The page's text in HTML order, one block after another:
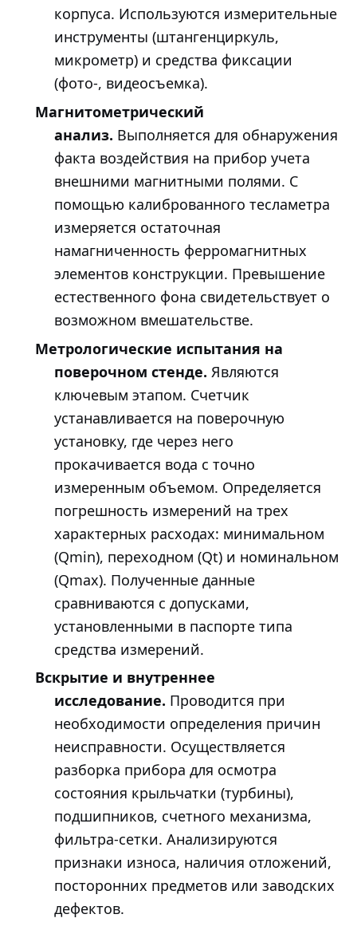
корпуса. Используются измерительные
инструменты (штангенциркуль,
микрометр) и средства фиксации
(фото-, видеосъемка).
Магнитометрический
анализ. Выполняется для обнаружения
факта воздействия на прибор учета
внешними магнитными полями. С
помощью калиброванного тесламетра
измеряется остаточная
намагниченность ферромагнитных
элементов конструкции. Превышение
естественного фона свидетельствует о
возможном вмешательстве.
Метрологические испытания на
поверочном стенде. Являются
ключевым этапом. Счетчик
устанавливается на поверочную
установку, где через него
прокачивается вода с точно
измеренным объемом. Определяется
погрешность измерений на трех
характерных расходах: минимальном
(Qmin), переходном (Qt) и номинальном
(Qmax). Полученные данные
сравниваются с допусками,
установленными в паспорте типа
средства измерений.
Вскрытие и внутреннее
исследование. Проводится при
необходимости определения причин
неисправности. Осуществляется
разборка прибора для осмотра
состояния крыльчатки (турбины),
подшипников, счетного механизма,
фильтра-сетки. Анализируются
признаки износа, наличия отложений,
посторонних предметов или заводских
дефектов.